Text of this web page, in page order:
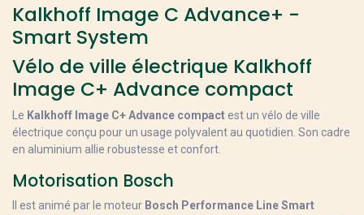
Kalkhoff Image C Advance+ -
Smart System
Vélo de ville électrique Kalkhoff
Image C+ Advance compact
Le Kalkhoff Image C+ Advance compactest un vélo de ville
électrique conçu pour un usage polyvalent au quotidien. Son cadre
en aluminium allie robustesse et confort.
Motorisation Bosch
Il est animé par le moteur Bosch Performance Line Smart